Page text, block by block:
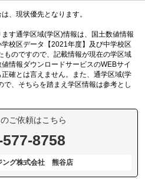
、現状優先となります。
す通学区域(学区)情報は、国土数値情報
校区データ【2021年度】及び中学校区
のですので、記載情報が現在の学区域
情報ダウンロードサービスのWEBサイ
確とは言えません。また、通学区域(学
で、そちらを踏まえ学区情報は参考とし
ご依頼はこちら
8758
ング株式会社 熊谷店